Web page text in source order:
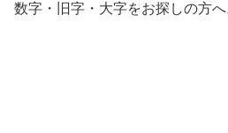
数字・旧字・大字をお探しの方へ